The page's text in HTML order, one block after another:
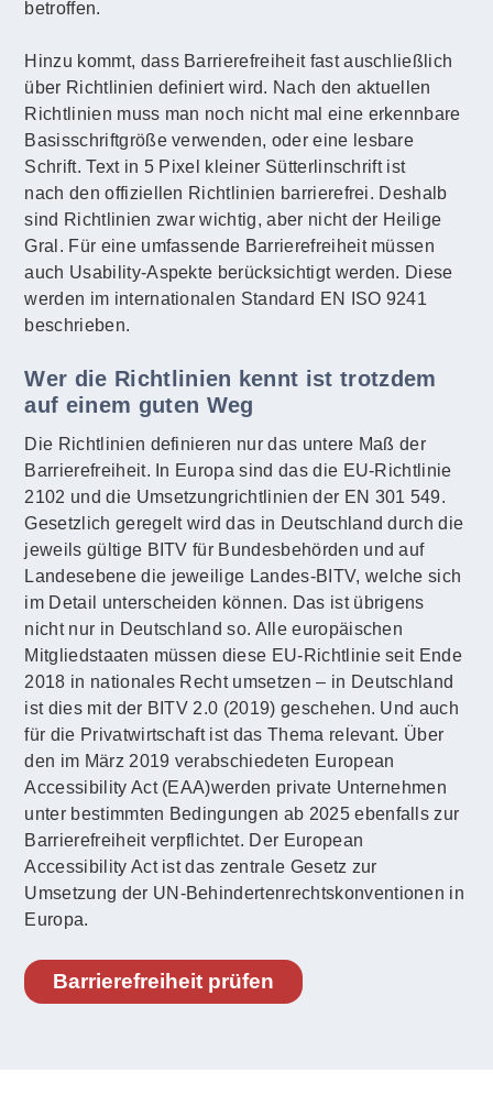
betroffen.
Hinzu kommt, dass Barrierefreiheit fast auschließlich
über Richtlinien definiert wird. Nach den aktuellen
Richtlinien muss man noch nicht mal eine erkennbare
Basisschriftgröße verwenden, oder eine lesbare
Schrift. Text in 5 Pixel kleiner Sütterlinschrift ist
nach den offiziellen Richtlinien barrierefrei. Deshalb
sind Richtlinien zwar wichtig, aber nicht der Heilige
Gral. Für eine umfassende Barrierefreiheit müssen
auch Usability-Aspekte berücksichtigt werden. Diese
werden im internationalen Standard EN ISO 9241
beschrieben.
Wer die Richtlinien kennt ist trotzdem
auf einem guten Weg
Die Richtlinien definieren nur das untere Maß der
Barrierefreiheit. In Europa sind das die EU-Richtlinie
2102 und die Umsetzungrichtlinien der EN 301 549.
Gesetzlich geregelt wird das in Deutschland durch die
jeweils gültige BITV für Bundesbehörden und auf
Landesebene die jeweilige Landes-BITV, welche sich
im Detail unterscheiden können. Das ist übrigens
nicht nur in Deutschland so. Alle europäischen
Mitgliedstaaten müssen diese EU-Richtlinie seit Ende
2018 in nationales Recht umsetzen – in Deutschland
ist dies mit der BITV 2.0 (2019) geschehen. Und auch
für die Privatwirtschaft ist das Thema relevant. Über
den im März 2019 verabschiedeten European
Accessibility Act (EAA)werden private Unternehmen
unter bestimmten Bedingungen ab 2025 ebenfalls zur
Barrierefreiheit verpflichtet. Der European
Accessibility Act ist das zentrale Gesetz zur
Umsetzung der UN-Behindertenrechtskonventionen in
Europa.
Barrierefreiheit prüfen